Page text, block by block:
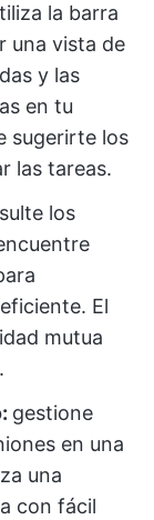
la barra
una vista de
y las
en tu
sugerirte los
las tareas.
los
El
mutua
gestione
en una
una
con fácil